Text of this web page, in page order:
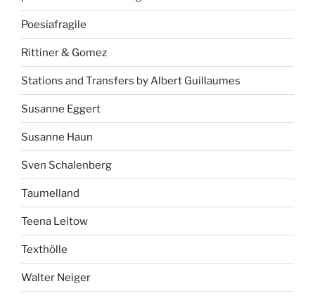
Poesiafragile
Rittiner & Gomez
Stations and Transfers by Albert Guillaumes
Susanne Eggert
Susanne Haun
Sven Schalenberg
Taumelland
Teena Leitow
Texthölle
Walter Neiger